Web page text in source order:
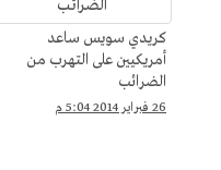
كريدي سويس ساعد
أمريكيين على التهرب من
الضرائب
26 فبراير 2014 5:04 م